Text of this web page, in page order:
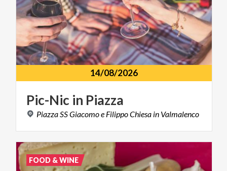
14/08/2026
Pic-Nic in Piazza
Piazza SSGiacomoe FilippoChiesa in Valmalenco
FOOD & WINE